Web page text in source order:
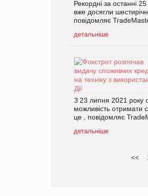
Рекордні за останні
вже досягли
повідомляє
детальніше
З 23 липня 2021 року
можливість отримати
це , повідомляє
детальніше
<<